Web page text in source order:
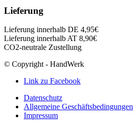
Lieferung
Lieferung innerhalb DE 4,95€
Lieferung innerhalb AT 8,90€
CO2-neutrale Zustellung
© Copyright - HandWerk
Link zu Facebook
Datenschutz
Allgemeine Geschäftsbedingungen
Impressum